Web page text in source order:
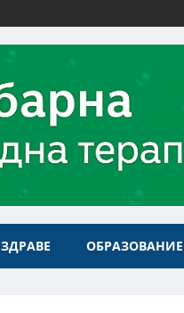
ЗДРАВЕ ОБРАЗОВАНИЕ